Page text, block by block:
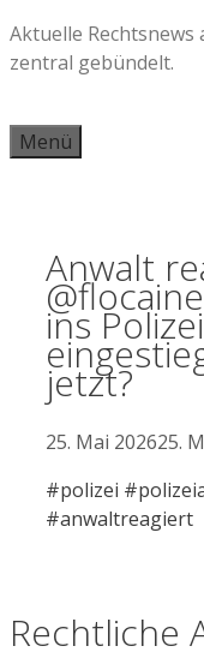
Zum
Inhalt
Aktuelle Rechtsnews
zentral gebündelt.
Menü
Anwalt
ins
jetzt?
25. Mai 202625.
#polizei
#anwaltreagiert
Rechtliche